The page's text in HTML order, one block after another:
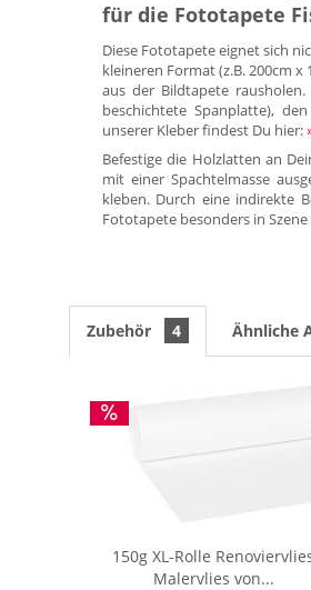
für die Fototapete
Diese Fototapete eignet sich
kleineren Format (z.B. 200cm
aus der Bildtapete
beschichtete Spanplatte),
unserer Kleber findest Du hier:
Befestige die Holzlatten an
mit einer Spachtelmasse
kleben. Durch eine indirekte
Fototapete besonders in Szene
Zubehör 4 Ähnliche
150g XL-Rolle
Malervlies von...